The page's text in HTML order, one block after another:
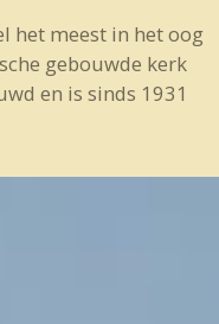
het meest in het oog
gebouwde kerk
en is sinds 1931